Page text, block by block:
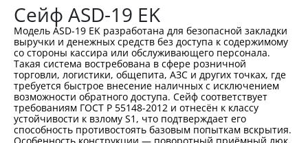
Сейф ASD-19 EK
Модель ASD-19 EK разработана для безопасной закладки
выручки и денежных средств без доступа к содержимому
со стороны кассира или обслуживающего персонала.
Такая система востребована в сфере розничной
торговли, логистики, общепита, АЗС и других точках, где
требуется быстрое внесение наличных с исключением
возможности обратного доступа. Сейф соответствует
требованиям ГОСТ Р 55148-2012 и отнесён к классу
устойчивости к взлому S1, что подтверждает его
способность противостоять базовым попыткам вскрытия.